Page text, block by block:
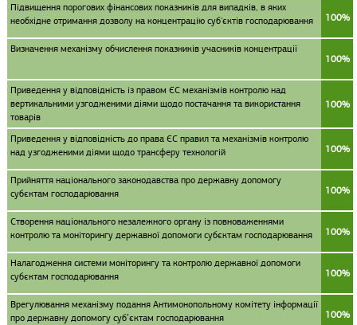
Підвищення порогових фінансових показників для випадків, в яких
необхідне отримання дозволу на концентрацію суб'єктів господарювання
100%
Визначення механізму обчислення показників учасників концентрації
100%
Приведення у відповідність із правом ЄС механізмів контролю над
вертикальними узгодженими діями щодо постачання та використання
товарів
100%
Приведення у відповідність до права ЄС правил та механізмів контролю
над узгодженими діями щодо трансферу технологій
100%
Прийняття національного законодавства про державну допомогу
субєктам господарювання
100%
Створення національного незалежного органу із повноваженнями
контролю та моніторингу державної допомоги субєктам господарювання
100%
Налагодження системи моніторингу та контролю державної допомоги
субєктам господарювання
100%
Врегулювання механізму подання Антимонопольному комітету інформації
про державну допомогу суб’єктам господарювання
100%